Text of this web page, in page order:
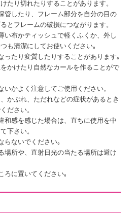
たり切れたりすることがあります。
管したり、フレーム部分を自分の目の
とフレームの破損につながります。
い布かティッシュで軽くふくか、外し
も清潔にしてお使いください｡
ったり変質したりすることがあります｡
かけたり自然なカールを作ることがで
かよく注意してご使用ください。
かぶれ、ただれなどの症状があるとき
ださい。
和感を感じた場合は、直ちに使用を中
下さい。
らないでください｡
場所や、直射日光の当たる場所は避け
ろに置いてください｡